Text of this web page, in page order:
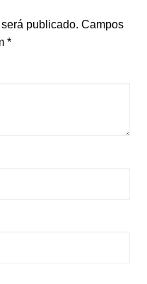
publicado. Campos
*